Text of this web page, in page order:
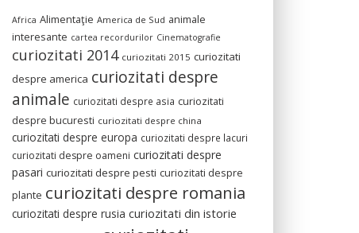
Africa Alimentaţie America de Sud animale
interesante cartea recordurilor Cinematografie
curiozitati 2014 curiozitati 2015 curiozitati
despre america curiozitati despre
animale curiozitati despre asia curiozitati
despre bucuresti curiozitati despre china
curiozitati despre europa curiozitati despre lacuri
curiozitati despre oameni curiozitati despre
pasari curiozitati despre pesti curiozitati despre
plante curiozitati despre romania
curiozitati despre rusia curiozitati din istorie